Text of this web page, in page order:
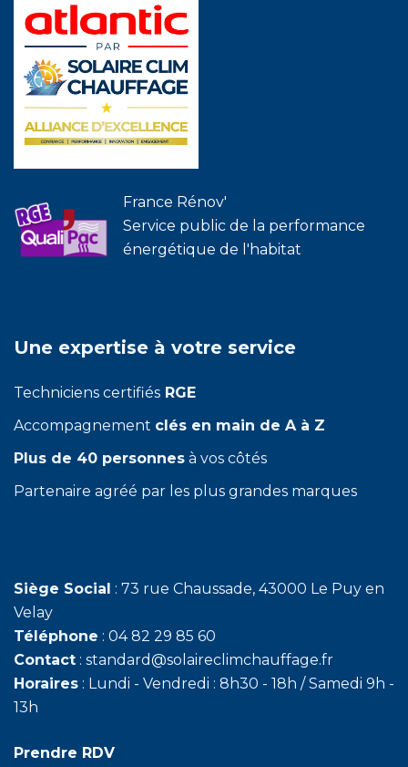
France Rénov'
Service public de la performance
énergétique de l'habitat
Une expertise à votre service
Techniciens certifiés RGE
Accompagnement clés en main de A à Z
Plus de 40 personnes à vos côtés
Partenaire agréé par les plus grandes marques
Siège Social : 73 rue Chaussade, 43000 Le Puy en
Velay
Téléphone : 04 82 29 85 60
Contact : standard@solaireclimchauffage.fr
Horaires : Lundi - Vendredi : 8h30 - 18h / Samedi 9h -
13h
Prendre RDV